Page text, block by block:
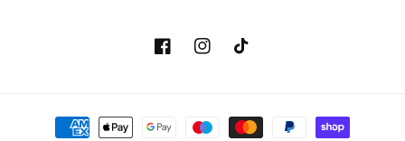
FacebookInstagramTikTok
Formas